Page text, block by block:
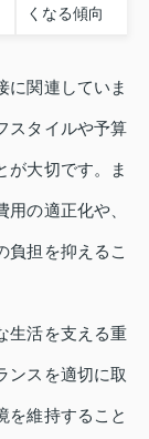
くなる傾向
に関連していま
スタイルや予算
が大切です。ま
の適正化や、
負担を抑えるこ
生活を支える重
ンスを適切に取
を維持すること